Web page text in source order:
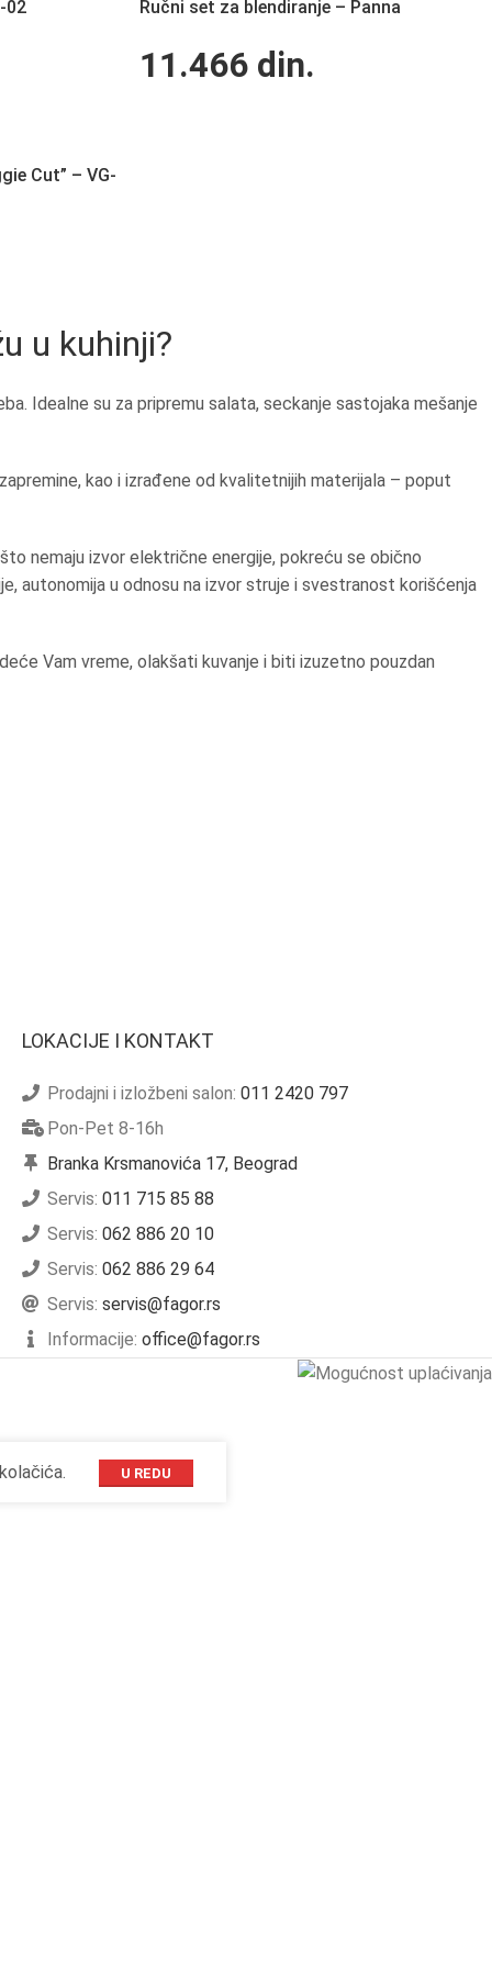
02 Ručni set za blendiranje – Panna
11.466 din.
Cut” – VG-
u kuhinji?
Idealne su za pripremu salata, seckanje sastojaka mešanje
kao i izrađene od kvalitetnijih materijala – poput
nemaju izvor električne energije, pokreću se obično
autonomija u odnosu na izvor struje i svestranost korišćenja
Vam vreme, olakšati kuvanje i biti izuzetno pouzdan
LOKACIJE I KONTAKT
Prodajni i izložbeni salon: 011 2420 797
Pon-Pet 8-16h
Branka Krsmanovića 17, Beograd
Servis: 011 715 85 88
Servis: 062 886 20 10
Servis: 062 886 29 64
Servis: servis@fagor.rs
Informacije: office@fagor.rs
U REDU